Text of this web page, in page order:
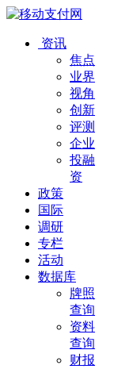
资讯
焦点
业界
视角
创新
评测
企业
投融
资
政策
国际
调研
专栏
活动
数据库
牌照
查询
资料
查询
财报